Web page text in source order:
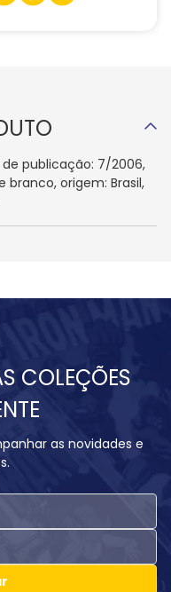
publicação: 7/2006,
branco, origem: Brasil,
COLEÇÕES
as novidades e